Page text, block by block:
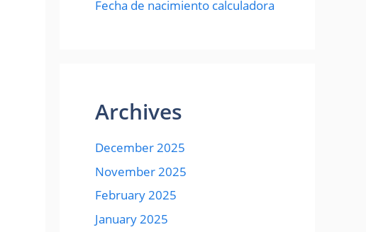
Fecha de nacimiento calculadora
Archives
December 2025
November 2025
February 2025
January 2025